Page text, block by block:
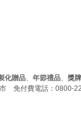
化贈品、 年節禮品、 獎
市 免付費電話：0800-